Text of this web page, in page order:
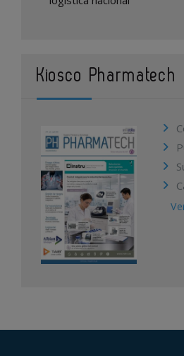
Kiosco Pharmatech